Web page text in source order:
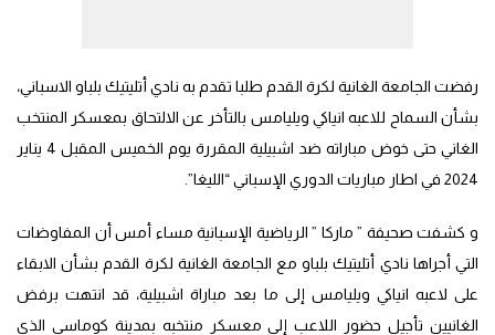
رفضت الجامعة الغانية لكرة القدم طلبا تقدم به نادي أتليتيك بلباو الاسباني،
بشأن السماح للاعبه انياكي ويليامس بالتأخر عن الالتحاق بمعسكر المنتخب
الغاني حتى خوض مباراته ضد اشبيلية المقررة يوم الخميس المقبل 4 يناير
2024 في اطار مباريات الدوري الإسباني “الليغا”.
و كشفت صحيفة ” ماركا ” الرياضية الإسبانية مساء أمس أن المفاوضات
التي أجراها نادي أتليتيك بلباو مع الجامعة الغانية لكرة القدم بشأن الابقاء
على لاعبه انياكي ويليامس إلى ما بعد مباراة اشبيلية، قد انتهت برفض
الغانيين تأجيل حضور اللاعب إلى معسكر منتخبه بمدينة كوماسي الذي